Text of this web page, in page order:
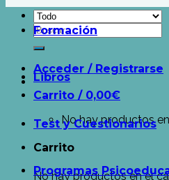
Acceder / Registrarse
Carrito / 0,00€
No hay productos
Carrito
No hay productos en el
Formación
Libros
Test y Cuestionarios
Programas